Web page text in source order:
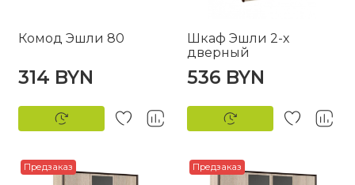
Комод Эшли 80
314 BYN
Шкаф Эшли 2-х
дверный
536 BYN
Предзаказ Предзаказ